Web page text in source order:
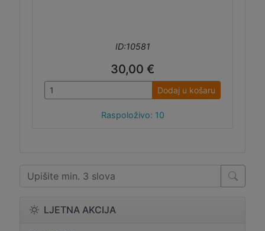
LJETNA AKCIJA
ID:10581
30,00 €
Dodaj u košaru
Raspoloživo: 10